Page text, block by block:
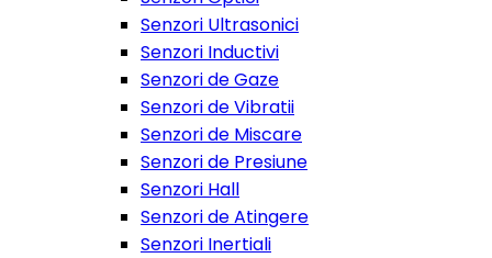
Senzori Ultrasonici
Senzori Inductivi
Senzori de Gaze
Senzori de Vibratii
Senzori de Miscare
Senzori de Presiune
Senzori Hall
Senzori de Atingere
Senzori Inertiali